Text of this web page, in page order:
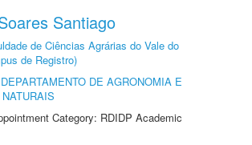
Santiago
de Ciências Agrárias do Vale do
de Registro)
DEPARTAMENTO DE AGRONOMIA E
Category: RDIDP Academic